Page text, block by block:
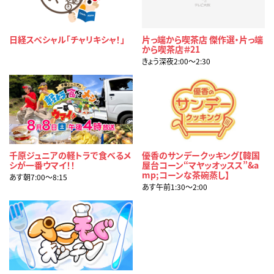
日経スペシャル「チャリキシャ！」
片っ端から喫茶店 傑作選・片っ端
から喫茶店＃21
きょう深夜2:00〜2:30
千原ジュニアの軽トラで食べるメ
シが一番ウマイ！！
あす朝7:00〜8:15
優香のサンデークッキング【韓国
屋台コーン“マヤッオッスス”&a
mp;コーンな茶碗蒸し】
あす午前1:30〜2:00